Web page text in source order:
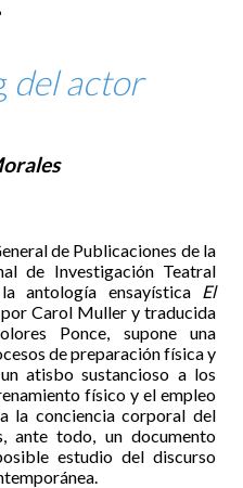
del actor
de Publicaciones de la
de Investigación Teatral
antología ensayística
El
Carol Muller y traducida
Ponce, supone una
de preparación física y
atisbo sustancioso a los
físico y el empleo
la conciencia corporal del
ante todo, un documento
estudio del discurso